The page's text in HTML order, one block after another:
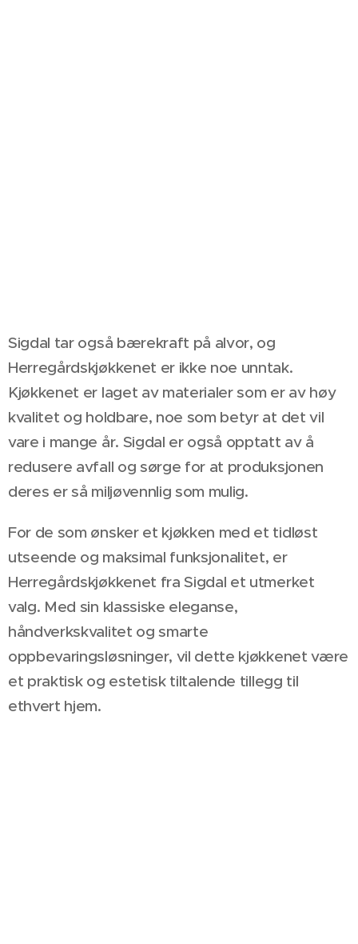
Sigdal tar også bærekraft på alvor, og
Herregårdskjøkkenet er ikke noe unntak.
Kjøkkenet er laget av materialer som er av høy
kvalitet og holdbare, noe som betyr at det vil
vare i mange år. Sigdal er også opptatt av å
redusere avfall og sørge for at produksjonen
deres er så miljøvennlig som mulig.
For de som ønsker et kjøkken med et tidløst
utseende og maksimal funksjonalitet, er
Herregårdskjøkkenet fra Sigdal et utmerket
valg. Med sin klassiske eleganse,
håndverkskvalitet og smarte
oppbevaringsløsninger, vil dette kjøkkenet være
et praktisk og estetisk tiltalende tillegg til
ethvert hjem.